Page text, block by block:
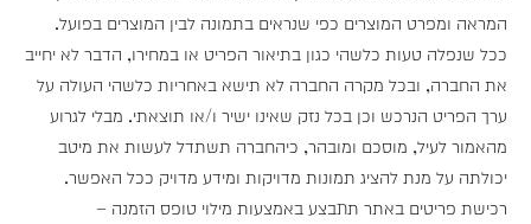
המראה ומפרט המוצרים כפי שנראים בתמונה לבין המוצרים בפועל.
ככל שנפלה טעות כלשהי כגון בתיאור הפריט או במחירו, הדבר לא יחייב
את החברה, ובכל מקרה החברה לא תישא באחריות כלשהי העולה על
ערך הפריט הנרכש וכן בכל נזק שאינו ישיר ו/או תוצאתי. מבלי לגרוע
מהאמור לעיל, מוסכם ומובהר, כיהחברה תשתדל לעשות את מיטב
יכולתה על מנת להציג תמונות מדויקות ומידע מדויק ככל האפשר.
רכישת פריטים באתר תתבצע באמצעות מילוי טופס הזמנה –